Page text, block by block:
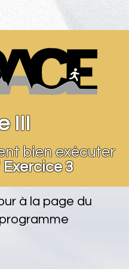
III
bien exécuter
Exercice 3
à la page du
programme